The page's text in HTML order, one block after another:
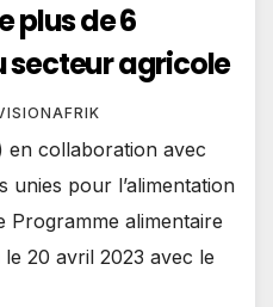
plus de 6
secteur agricole
en collaboration avec
unies pour l’alimentation
Programme alimentaire
20 avril 2023 avec le